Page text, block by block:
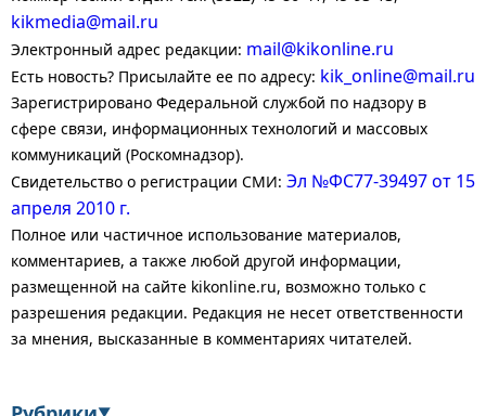
kikmedia@mail.ru
Электронный адрес редакции: mail@kikonline.ru
Есть новость? Присылайте ее по адресу: kik_online@mail.ru
Зарегистрировано Федеральной службой по надзору в
сфере связи, информационных технологий и массовых
коммуникаций (Роскомнадзор).
Свидетельство о регистрации СМИ: Эл №ФС77-39497 от 15
апреля 2010 г.
Полное или частичное использование материалов,
комментариев, а также любой другой информации,
размещенной на сайте kikonline.ru, возможно только с
разрешения редакции. Редакция не несет ответственности
за мнения, высказанные в комментариях читателей.
▼